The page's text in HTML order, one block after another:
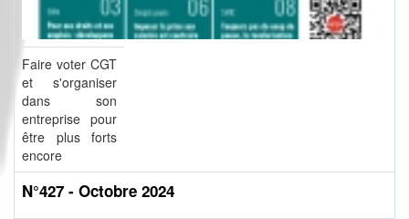
Faire voter CGT
et s'organiser
dans son
entreprise pour
être plus forts
encore
N°427 - Octobre 2024